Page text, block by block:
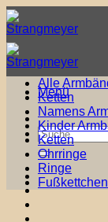
Zum
Inhalt
springen
Menü
Suche
nach:
Alle
Ketten
Namens
Kinder
Ketten
Ohrringe
Ringe
Fußkettchen